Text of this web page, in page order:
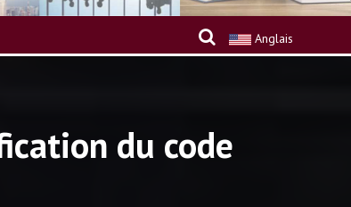
Anglais
du code